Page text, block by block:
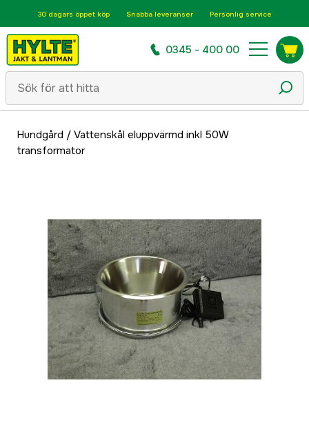
30 dagars öppet köp Snabba leveranser Personlig service
0345 - 400 00
Hundgård / Vattenskål eluppvärmd inkl 50W
transformator